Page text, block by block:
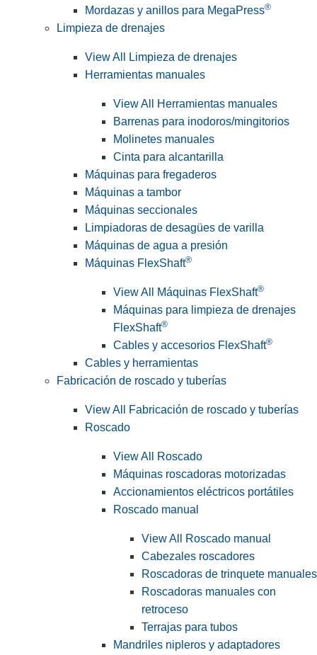
Mordazas y anillos para MegaPress®
Limpieza de drenajes
View All Limpieza de drenajes
Herramientas manuales
View All Herramientas manuales
Barrenas para inodoros/mingitorios
Molinetes manuales
Cinta para alcantarilla
Máquinas para fregaderos
Máquinas a tambor
Máquinas seccionales
Limpiadoras de desagües de varilla
Máquinas de agua a presión
Máquinas FlexShaft®
View All Máquinas FlexShaft®
Máquinas para limpieza de drenajes
FlexShaft®
Cables y accesorios FlexShaft®
Cables y herramientas
Fabricación de roscado y tuberías
View All Fabricación de roscado y tuberías
Roscado
View All Roscado
Máquinas roscadoras motorizadas
Accionamientos eléctricos portátiles
Roscado manual
View All Roscado manual
Cabezales roscadores
Roscadoras de trinquete manuales
Roscadoras manuales con
retroceso
Terrajas para tubos
Mandriles nipleros y adaptadores